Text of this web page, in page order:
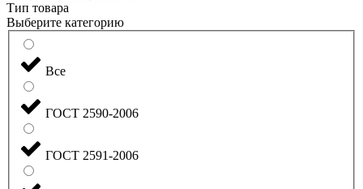
Тип товара
Выберите категорию
Все
ГОСТ 2590-2006
ГОСТ 2591-2006